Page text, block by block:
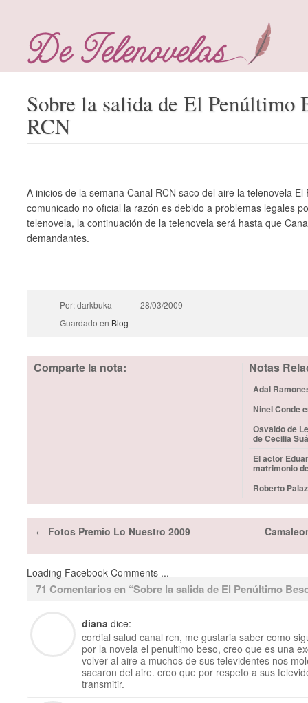
Sobre la salida de El Penúltimo
RCN
A inicios de la semana Canal RCN saco del aire la telenovela
comunicado no oficial la razón es debido a problemas legales
telenovela, la continuación de la telenovela será hasta que
demandantes.
Por: darkbuka
28/03/2009
Guardado en Blog
Comparte la nota: Notas
Adal
Ninel Conde
Osvaldo de
de Cecilia
El actor
matrimonio
Roberto
← Fotos Premio Lo Nuestro 2009
Loading Facebook Comments ...
71 Comentarios en “Sobre la salida de El Penúltimo
diana dice:
cordial salud canal rcn, me gustaria saber como
por la novela el penultimo beso, creo que es una
volver al aire a muchos de sus televidentes nos
sacaron del aire. creo que por respeto a sus
transmitir.